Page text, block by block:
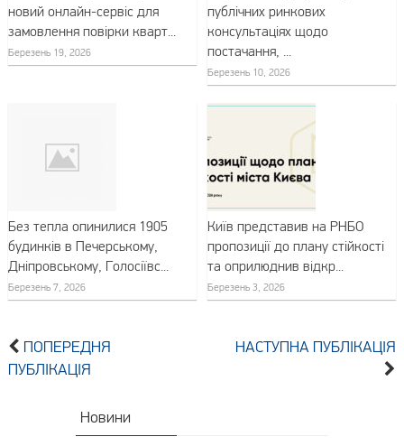
новий онлайн-сервіс для
замовлення повірки кварт...
Березень 19, 2026
публічних ринкових
консультаціях щодо
постачання, ...
Березень 10, 2026
Без тепла опинилися 1905
будинків в Печерському,
Дніпровському, Голосіївс...
Березень 7, 2026
Київ представив на РНБО
пропозиції до плану стійкості
та оприлюднив відкр...
Березень 3, 2026
ПОПЕРЕДНЯ
ПУБЛІКАЦІЯ
НАСТУПНА ПУБЛІКАЦІЯ
Новини